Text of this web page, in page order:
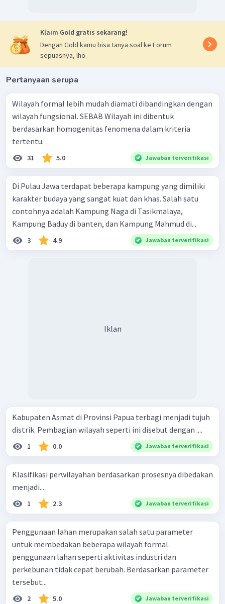
Klaim Gold gratis sekarang!
Dengan Gold kamu bisa tanya soal ke Forum
sepuasnya, lho.
Pertanyaan serupa
Wilayah formal lebih mudah diamati dibandingkan dengan
wilayah fungsional. SEBAB Wilayah ini dibentuk
berdasarkan homogenitas fenomena dalam kriteria
tertentu.
31 5.0 Jawaban terverifikasi
Di Pulau Jawa terdapat beberapa kampung yang dimiliki
karakter budaya yang sangat kuat dan khas. Salah satu
contohnya adalah Kampung Naga di Tasikmalaya,
Kampung Baduy di banten, dan Kampung Mahmud di...
3 4.9 Jawaban terverifikasi
Iklan
Kabupaten Asmat di Provinsi Papua terbagi menjadi tujuh
distrik. Pembagian wilayah seperti ini disebut dengan ....
1 0.0 Jawaban terverifikasi
Klasifikasi perwilayahan berdasarkan prosesnya dibedakan
menjadi....
1 2.3 Jawaban terverifikasi
Penggunaan lahan merupakan salah satu parameter
untuk membedakan beberapa wilayah formal.
penggunaan lahan seperti aktivitas industri dan
perkebunan tidak cepat berubah. Berdasarkan parameter
tersebut...
2 5.0 Jawaban terverifikasi